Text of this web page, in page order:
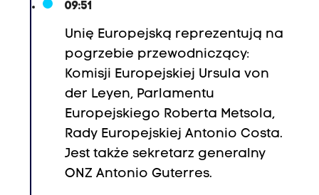
09:51
Unię Europejską reprezentują na
pogrzebie przewodniczący:
Komisji Europejskiej Ursula von
der Leyen, Parlamentu
Europejskiego Roberta Metsola,
Rady Europejskiej Antonio Costa.
Jest także sekretarz generalny
ONZ Antonio Guterres.